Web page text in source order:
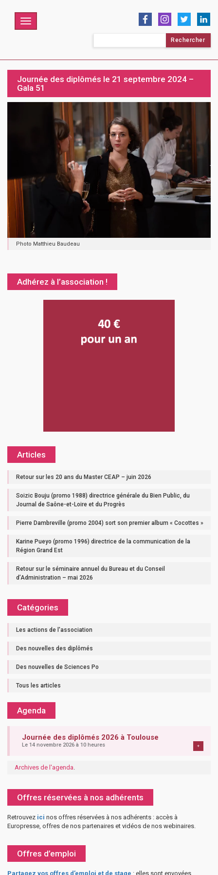
Menu
Journée des diplômés le 21 septembre 2024 –
Gala 51
Photo Matthieu Baudeau
Adhérez à l’association !
Articles
Retour sur les 20 ans du Master CEAP – juin 2026
Soizic Bouju (promo 1988) directrice générale du Bien Public, du
Journal de Saône-et-Loire et du Progrès
Pierre Dambreville (promo 2004) sort son premier album « Cocottes »
Karine Pueyo (promo 1996) directrice de la communication de la
Région Grand Est
Retour sur le séminaire annuel du Bureau et du Conseil
d’Administration – mai 2026
Catégories
Les actions de l'association
Des nouvelles des diplômés
Des nouvelles de Sciences Po
Tous les articles
Agenda
Journée des diplômés 2026 à Toulouse
Le 14 novembre 2026 à 10 heures +
Archives de l'agenda.
Offres réservées à nos adhérents
Retrouvez ici nos offres réservées à nos adhérents : accès à
Europresse, offres de nos partenaires et vidéos de nos webinaires.
Offres d’emploi
Partagez vos offres d’emploi et de stage : elles sont envoyées